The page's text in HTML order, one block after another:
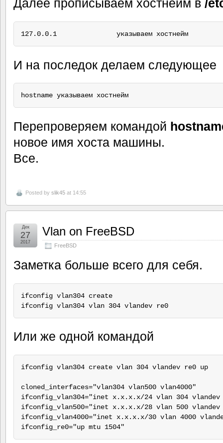
Далее прописываем хостнейм в /
127.0.0.1               указываем хостнейм
И на последок делаем следующее
hostname указываем хостнейм
Перепроверяем командой
новое имя хоста машины.
Все.
Posted by slik45 at 14:55
Vlan on FreeBSD
FreeBSD
Дек
27
2017
Заметка больше всего для себя.
ifconfig vlan304 create
ifconfig vlan304 vlan 304 vlandev re0
Или же одной командой
ifconfig vlan304 create vlan 304 vlandev re0 up
cloned_interfaces="vlan304 vlan500 vlan4000"
ifconfig_vlan304="inet x.x.x.x/24 vlan 304 vlandev
ifconfig_vlan500="inet x.x.x.x/28 vlan 500 vlandev
ifconfig_vlan4000="inet x.x.x.x/30 vlan 4000